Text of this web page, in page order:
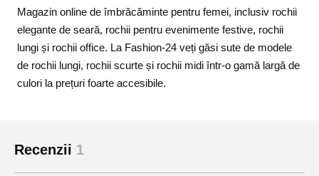
Magazin online de îmbrăcăminte pentru femei, inclusiv rochii
elegante de seară, rochii pentru evenimente festive, rochii
lungi și rochii office. La Fashion-24 veți găsi sute de modele
de rochii lungi, rochii scurte și rochii midi într-o gamă largă de
culori la prețuri foarte accesibile.
Recenzii 1